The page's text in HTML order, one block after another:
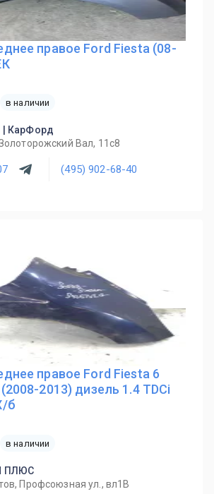
правое Ford Fiesta (08-
в наличии
| КарФорд
Вал, 11с8
(495) 902-68-40
правое Ford Fiesta 6
2013) дизель 1.4 TDCi
б
в наличии
ПЛЮС
Профсоюзная ул., вл1В